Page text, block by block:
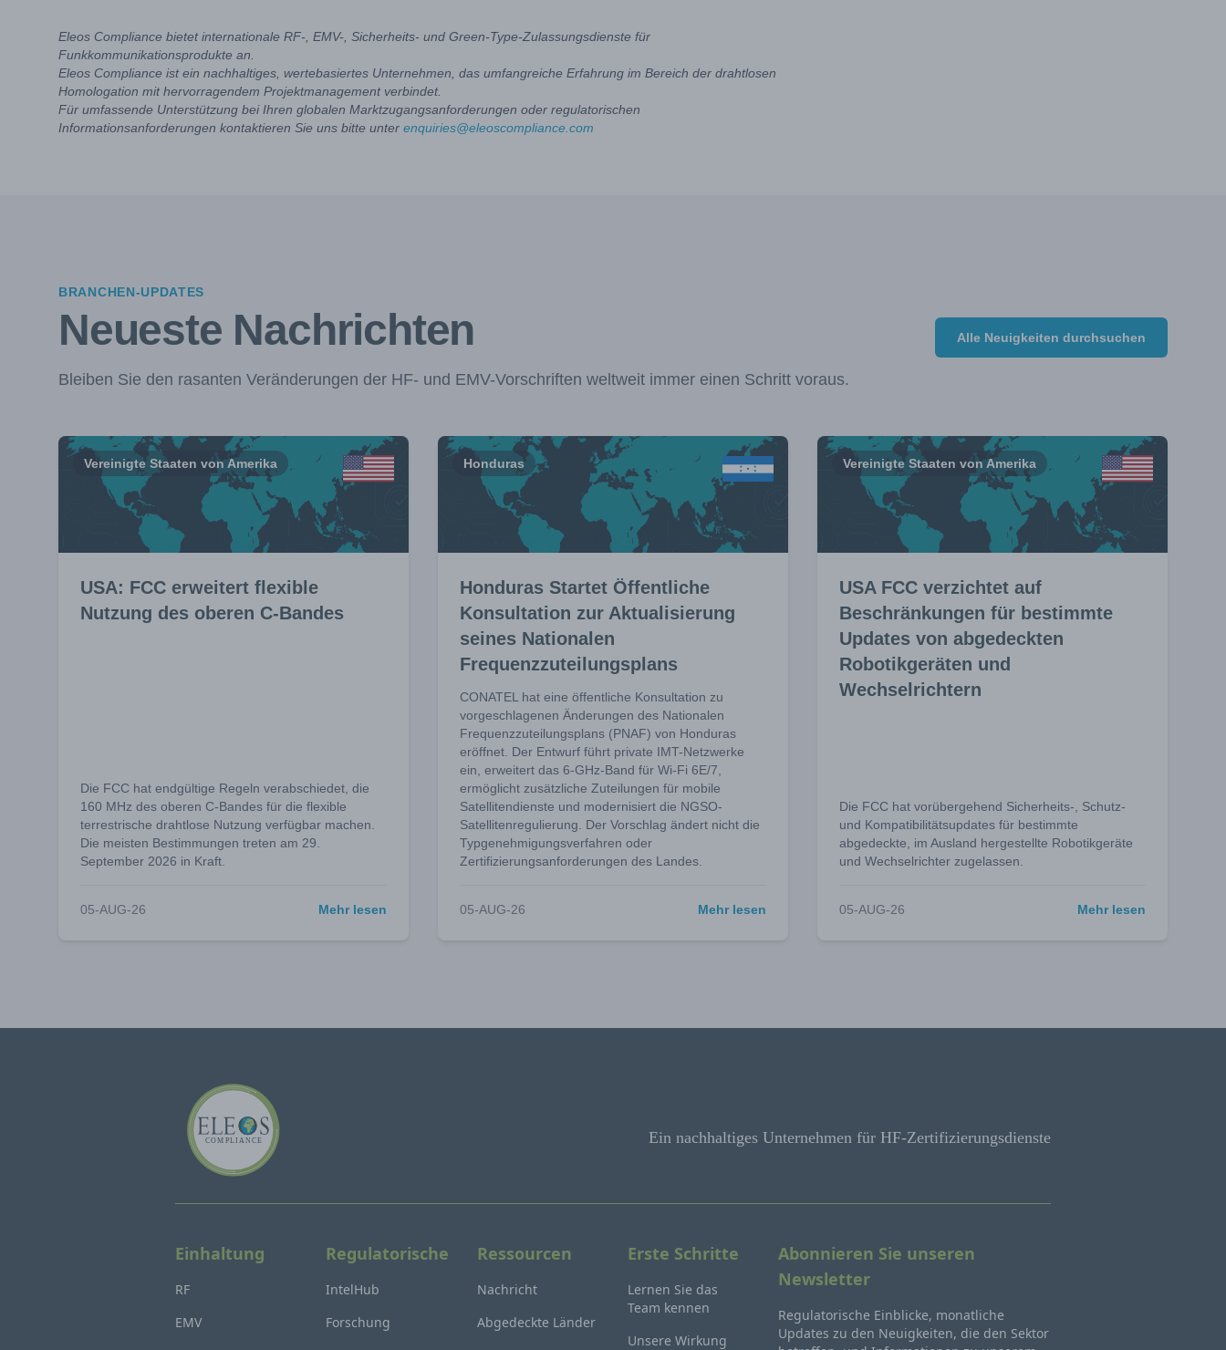
Eleos Compliance bietet internationale RF-, EMV-, Sicherheits- und Green-Type-Zulassungsdienste für
Funkkommunikationsprodukte an.
Eleos Compliance ist ein nachhaltiges, wertebasiertes Unternehmen, das umfangreiche Erfahrung im Bereich der drahtlosen
Homologation mit hervorragendem Projektmanagement verbindet.
Für umfassende Unterstützung bei Ihren globalen Marktzugangsanforderungen oder regulatorischen
Informationsanforderungen kontaktieren Sie uns bitte unter enquiries@eleoscompliance.com
BRANCHEN-UPDATES
Neueste Nachrichten
Bleiben Sie den rasanten Veränderungen der HF- und EMV-Vorschriften weltweit immer einen Schritt voraus.
Alle Neuigkeiten durchsuchen
Vereinigte Staaten von Amerika
USA: FCC erweitert flexible
Nutzung des oberen C-Bandes
Die FCC hat endgültige Regeln verabschiedet, die
160 MHz des oberen C-Bandes für die flexible
terrestrische drahtlose Nutzung verfügbar machen.
Die meisten Bestimmungen treten am 29.
September 2026 in Kraft.
05-AUG-26 Mehr lesen
Honduras
Honduras Startet Öffentliche
Konsultation zur Aktualisierung
seines Nationalen
Frequenzzuteilungsplans
CONATEL hat eine öffentliche Konsultation zu
vorgeschlagenen Änderungen des Nationalen
Frequenzzuteilungsplans (PNAF) von Honduras
eröffnet. Der Entwurf führt private IMT-Netzwerke
ein, erweitert das 6-GHz-Band für Wi-Fi 6E/7,
ermöglicht zusätzliche Zuteilungen für mobile
Satellitendienste und modernisiert die NGSO-
Satellitenregulierung. Der Vorschlag ändert nicht die
Typgenehmigungsverfahren oder
Zertifizierungsanforderungen des Landes.
05-AUG-26 Mehr lesen
Vereinigte Staaten von Amerika
USA FCC verzichtet auf
Beschränkungen für bestimmte
Updates von abgedeckten
Robotikgeräten und
Wechselrichtern
Die FCC hat vorübergehend Sicherheits-, Schutz-
und Kompatibilitätsupdates für bestimmte
abgedeckte, im Ausland hergestellte Robotikgeräte
und Wechselrichter zugelassen.
05-AUG-26 Mehr lesen
Ein nachhaltiges Unternehmen für HF-Zertifizierungsdienste
Einhaltung
RF
EMV
Regulatorische
IntelHub
Forschung
Ressourcen
Nachricht
Abgedeckte Länder
Erste Schritte
Lernen Sie das
Team kennen
Unsere Wirkung
Abonnieren Sie unseren
Newsletter
Regulatorische Einblicke, monatliche
Updates zu den Neuigkeiten, die den Sektor